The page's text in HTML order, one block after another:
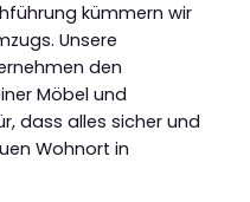
kümmern wir
Unsere
den
Möbel und
dass alles sicher und
Wohnort in